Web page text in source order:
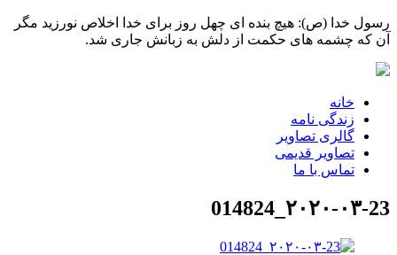
رسول خدا (ص): هیچ بنده ای چهل روز برای خدا اخلاص نورزید مگر
آن که چشمه های حکمت از دلش به زبانش جاری شد.
خانه
زندگی نامه
گالری تصاویر
تصاویر قدیمی
تماس با ما
۲۰۲۰-۰۳-23_014824